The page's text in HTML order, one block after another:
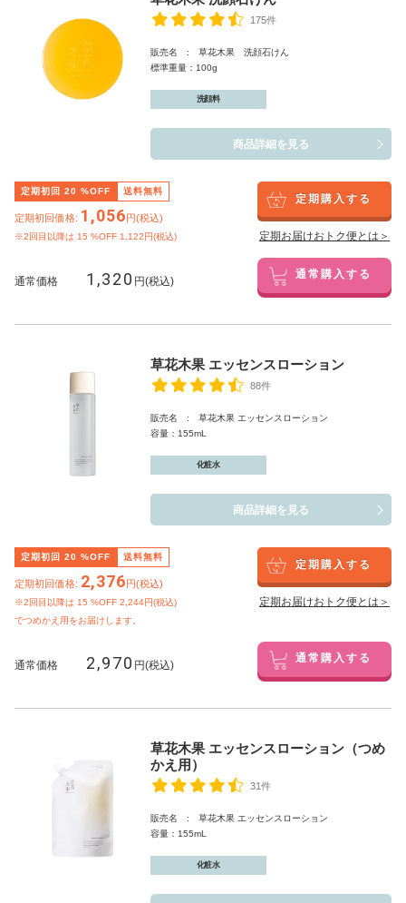
175件
販売名 : 草花木果 洗顔石けん
標準重量：100g
洗顔料
商品詳細を見る
定期初回 20 %OFF 送料無料
定期初回価格: 1,056円(税込)
※2回目以降は 15 %OFF 1,122円(税込)
定期購入する
定期お届けおトク便とは＞
通常価格 1,320 円(税込) 通常購入する
草花木果 エッセンスローション
88件
販売名 : 草花木果 エッセンスローション
容量：155mL
化粧水
商品詳細を見る
定期初回 20 %OFF 送料無料
定期初回価格: 2,376円(税込)
※2回目以降は 15 %OFF 2,244円(税込)
でつめかえ用をお届けします。
定期購入する
定期お届けおトク便とは＞
通常価格 2,970 円(税込) 通常購入する
草花木果 エッセンスローション（つめ
かえ用）
31件
販売名 : 草花木果 エッセンスローション
容量：155mL
化粧水